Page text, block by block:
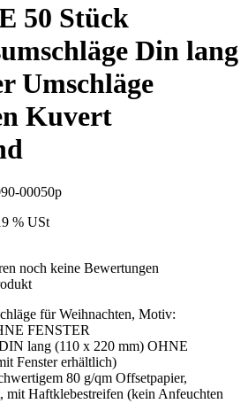
50 Stück
Din lang
Umschläge
Kuvert
00050p
% USt
noch keine Bewertungen
für Weihnachten, Motiv:
FENSTER
lang (110 x 220 mm) OHNE
Fenster erhältlich)
80 g/qm Offsetpapier,
mit Haftklebestreifen (kein Anfeuchten